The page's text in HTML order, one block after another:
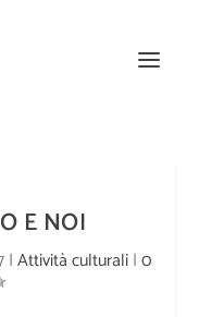
E NOI
|Attività culturali|0